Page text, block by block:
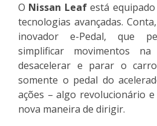
O Nissan Leafestá
tecnologias avançadas.
inovador e-Pedal, que
simplificar movimentos
desacelerar e parar o
somente o pedal do
ações – algo revolucionário
nova maneira de dirigir.